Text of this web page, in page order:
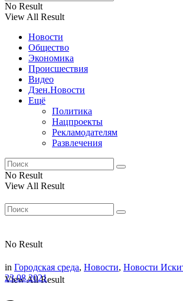
No Result
View All Result
Новости
Общество
Экономика
Происшествия
Видео
Дзен.Новости
Ещё
Политика
Нацпроекты
Рекламодателям
Развлечения
No Result
View All Result
No Result
View All Result
in Городская среда, Новости, Новости
23.08.2021